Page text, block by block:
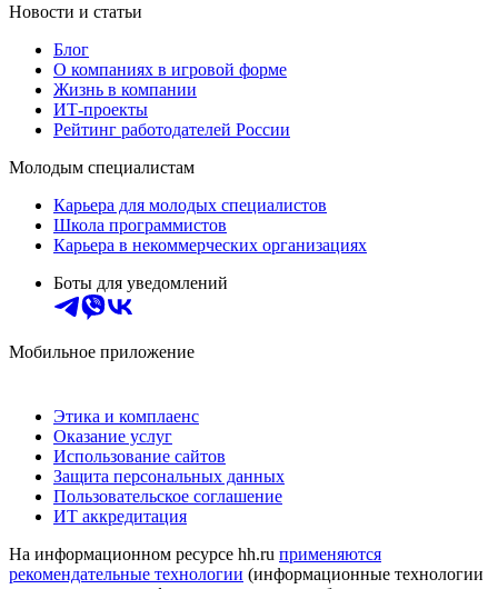
Новости и статьи
Блог
О компаниях в игровой форме
Жизнь в компании
ИТ-проекты
Рейтинг работодателей России
Молодым специалистам
Карьера для молодых специалистов
Школа программистов
Карьера в некоммерческих организациях
Боты для уведомлений
Мобильное приложение
Этика и комплаенс
Оказание услуг
Использование сайтов
Защита персональных данных
Пользовательское соглашение
ИТ аккредитация
На информационном ресурсе hh.ru применяются
рекомендательные технологии (информационные технологии